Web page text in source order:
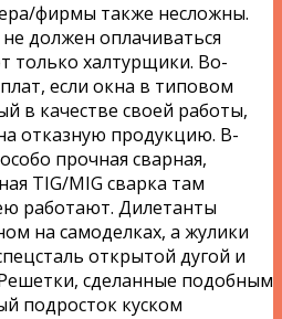
фирмы также несложны.
должен оплачиваться
только халтурщики. Во-
если окна в типовом
в качестве своей работы,
отказную продукцию. В-
прочная сварная,
TIG/MIG сварка там
работают. Дилетанты
на самоделках, а жулики
открытой дугой и
сделанные подобным
подросток куском